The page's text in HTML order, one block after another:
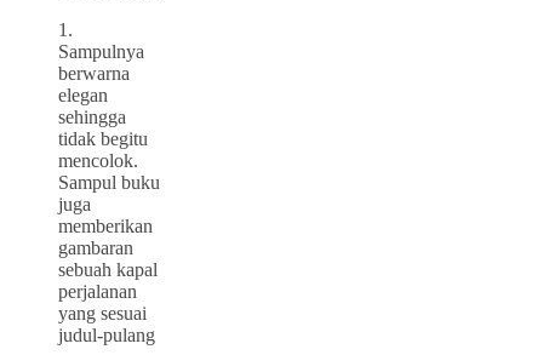
1.
Sampulnya
berwarna
elegan
sehingga
tidak begitu
mencolok.
Sampul buku
juga
memberikan
gambaran
sebuah kapal
perjalanan
yang sesuai
judul-pulang